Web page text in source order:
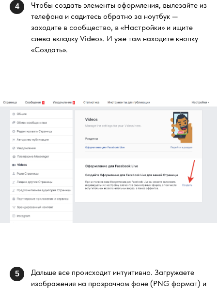
4
Чтобы создать элементы оформления, вылезайте из
телефона и садитесь обратно за ноутбук —
заходите в сообщество, в «Настройки» и ищите
слева вкладку Videos. И уже там находите кнопку
«Создать».
5
Дальше все происходит интуитивно. Загружаете
изображения на прозрачном фоне (PNG формат) и